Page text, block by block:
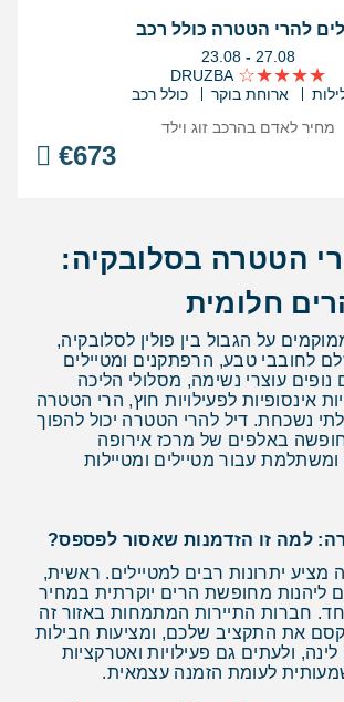
להרי הטטרה כולל רכב
בין
התאריכים,
23.08 - 27.08
DRUZBA
ארוחת בוקר כולל רכב
€673
מחיר לאדם בהרכבזוג וילד
הטטרה בסלובקיה:
חלומית
על הגבול בין פולין לסלובקיה,
לחובבי טבע, הרפתקנים ומטיילים
עוצרי נשימה, מסלולי הליכה
אינסופיות לפעילויות חוץ, הרי הטטרה
נשכחת. דיל להרי הטטרה יכול להפוך
באלפים של מרכז אירופה
עבור מטיילים ומטיילות
למה זו הזדמנות שאסור לפספס?
מציע יתרונות רבים למטיילים. ראשית,
ליהנות מחופשת הרים יוקרתית במחיר
חברות התיירות המתמחות באזור זה
את התקציב שלכם, ומציעות חבילות
ולעתים גם פעילויות ואטרקציות
לעומת הזמנה עצמאית.